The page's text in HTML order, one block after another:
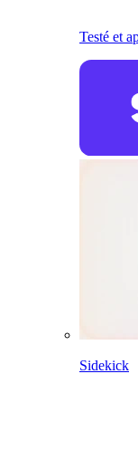
Testé et
Sidekick